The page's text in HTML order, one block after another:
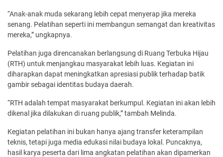
“Anak-anak muda sekarang lebih cepat menyerap jika mereka
senang. Pelatihan seperti ini membangun semangat dan kreativitas
mereka,” ungkapnya.
Pelatihan juga direncanakan berlangsung di Ruang Terbuka Hijau
(RTH) untuk menjangkau masyarakat lebih luas. Kegiatan ini
diharapkan dapat meningkatkan apresiasi publik terhadap batik
gambir sebagai identitas budaya daerah.
“RTH adalah tempat masyarakat berkumpul. Kegiatan ini akan lebih
dikenal jika dilakukan di ruang publik,” tambah Melinda.
Kegiatan pelatihan ini bukan hanya ajang transfer keterampilan
teknis, tetapi juga media edukasi nilai budaya lokal. Puncaknya,
hasil karya peserta dari lima angkatan pelatihan akan dipamerkan